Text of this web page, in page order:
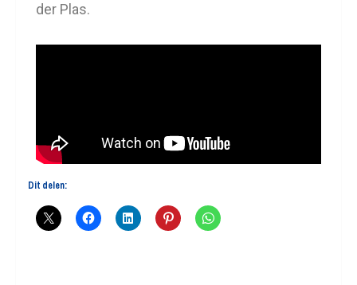
der Plas.
Dit delen: